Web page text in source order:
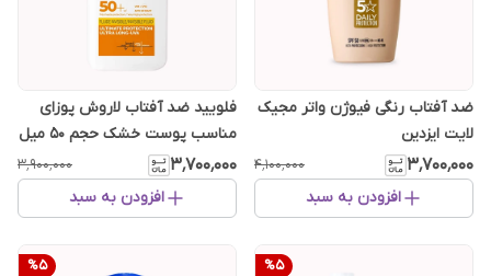
ضد آفتاب رنگی فیوژن واتر مجیک
لایت ایزدین
۳٬۷۰۰٬۰۰۰ ۴٬۱۰۰٬۰۰۰
افزودن به سبد
فلویید ضد آفتاب لاروش پوزای
مناسب پوست خشک حجم 50 میل
۳٬۷۰۰٬۰۰۰ ۳٬۹۰۰٬۰۰۰
افزودن به سبد
%5
%5